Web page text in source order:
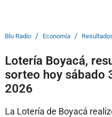
Blu Radio / Economía /
Lotería Boyacá,
sorteo hoy sábado
2026
La Lotería de Boyacá